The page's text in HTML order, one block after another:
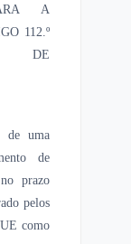
A
112.º
DE
de uma
de
prazo
pelos
como